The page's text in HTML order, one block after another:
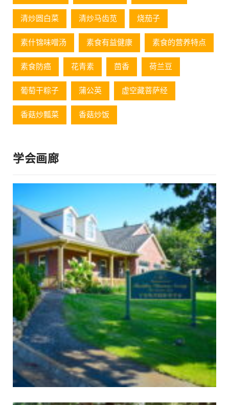
清炒圆白菜 清炒马齿苋 烧茄子
素什锦味噌汤 素食有益健康 素食的营养特点
素食防癌 花青素 茴香 荷兰豆
葡萄⼲粽⼦ 蒲公英 虚空藏菩萨经
香菇炒瓢菜 香菇炒饭
学会画廊